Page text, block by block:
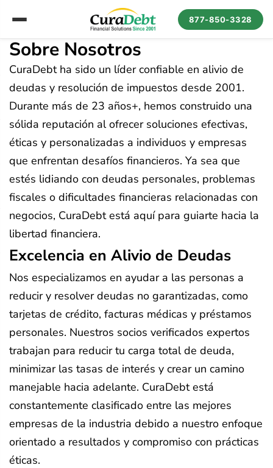
877-850-3328
Sobre Nosotros
CuraDebt ha sido un líder confiable en alivio de
deudas y resolución de impuestos desde 2001.
Durante más de 23 años+, hemos construido una
sólida reputación al ofrecer soluciones efectivas,
éticas y personalizadas a individuos y empresas
que enfrentan desafíos financieros. Ya sea que
estés lidiando con deudas personales, problemas
fiscales o dificultades financieras relacionadas con
negocios, CuraDebt está aquí para guiarte hacia la
libertad financiera.
Excelencia en Alivio de Deudas
Nos especializamos en ayudar a las personas a
reducir y resolver deudas no garantizadas, como
tarjetas de crédito, facturas médicas y préstamos
personales. Nuestros socios verificados expertos
trabajan para reducir tu carga total de deuda,
minimizar las tasas de interés y crear un camino
manejable hacia adelante. CuraDebt está
constantemente clasificado entre las mejores
empresas de la industria debido a nuestro enfoque
orientado a resultados y compromiso con prácticas
éticas.